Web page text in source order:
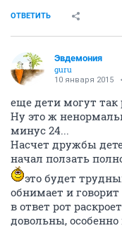
ОТВЕТИТЬ
Эвдемония
guru
10 января 2015
еще дети могут так
Ну это ж
минус 24...
Насчет дружбы
начал ползать
это будет
обнимает и
в ответ рот
довольны,